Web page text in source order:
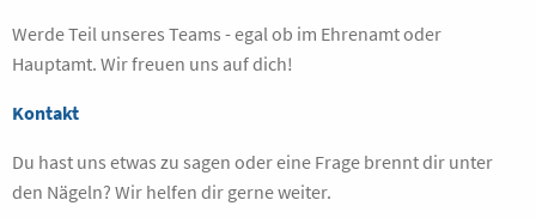
Werde Teil unseres Teams - egal ob im Ehrenamt oder
Hauptamt. Wir freuen uns auf dich!
Kontakt
Du hast uns etwas zu sagen oder eine Frage brennt dir unter
den Nägeln? Wir helfen dir gerne weiter.